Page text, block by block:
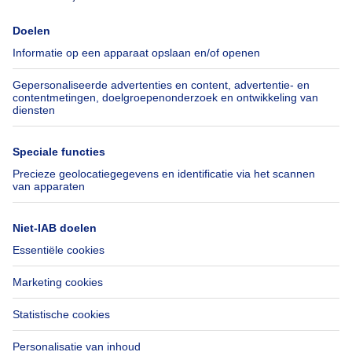
Immoweb
Pers
Jobs
Axel Springer Group
SeLoger.com
Immowelt.de
Belfius
Verzekeringen
Verhuis checklist
Hulp
Veelgestelde vragen
Toegankelijkheid
Contacteer ons
Volg ons
LinkedIn
Immoweb SA © 2026 - Alle rechten voorbehouden
Gebruiksvoorwaarden Cookie instellingen Privacybeleid